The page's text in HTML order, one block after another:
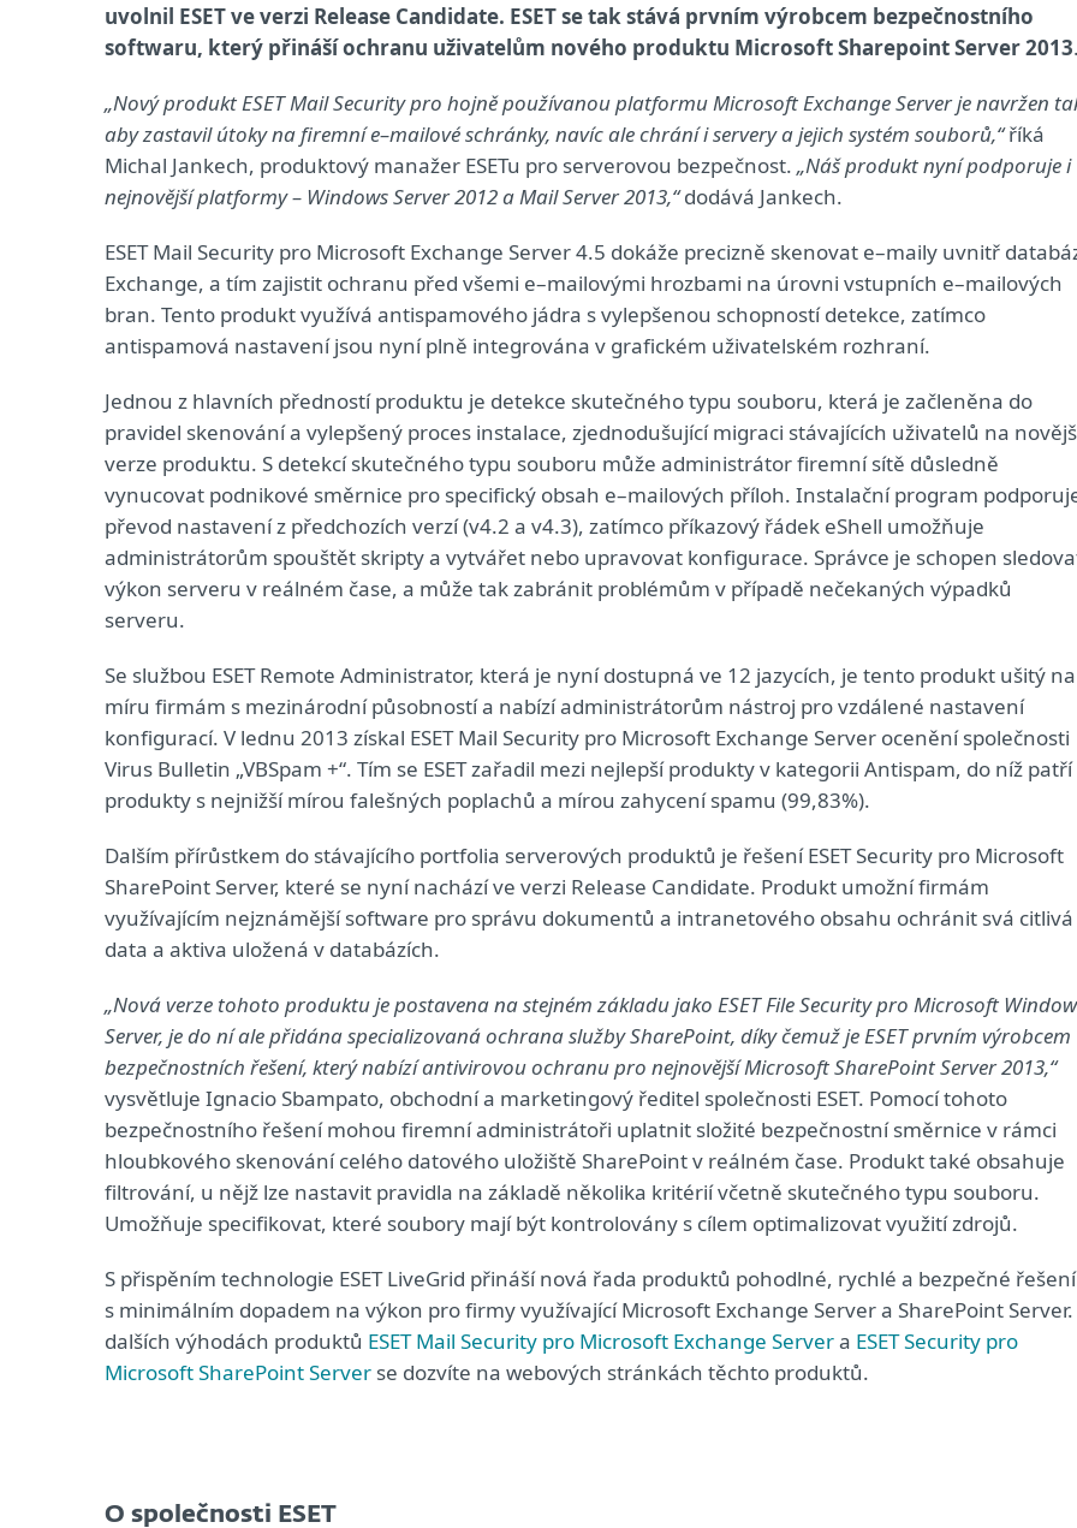
uvolnil ESET ve verzi Release Candidate. ESET se tak stává prvním výrobcem bezpečnostního
softwaru, který přináší ochranu uživatelům nového produktu Microsoft Sharepoint Server 2013
„Nový produkt ESET Mail Security pro hojně používanou platformu Microsoft Exchange Server je navržen
aby zastavil útoky na firemní e–mailové schránky, navíc ale chrání i servery a jejich systém souborů,“říká
Michal Jankech, produktový manažer ESETu pro serverovou bezpečnost. „Náš produkt nyní podporuje i
nejnovější platformy – Windows Server 2012 a Mail Server 2013,“dodává Jankech.
ESET Mail Security pro Microsoft Exchange Server 4.5 dokáže precizně skenovat e–maily uvnitř
Exchange, a tím zajistit ochranu před všemi e–mailovými hrozbami na úrovni vstupních e–mailových
bran. Tento produkt využívá antispamového jádra s vylepšenou schopností detekce, zatímco
antispamová nastavení jsou nyní plně integrována v grafickém uživatelském rozhraní.
Jednou z hlavních předností produktu je detekce skutečného typu souboru, která je začleněna do
pravidel skenování a vylepšený proces instalace, zjednodušující migraci stávajících uživatelů na
verze produktu. S detekcí skutečného typu souboru může administrátor firemní sítě důsledně
vynucovat podnikové směrnice pro specifický obsah e–mailových příloh. Instalační program
převod nastavení z předchozích verzí (v4.2 a v4.3), zatímco příkazový řádek eShell umožňuje
administrátorům spouštět skripty a vytvářet nebo upravovat konfigurace. Správce je schopen
výkon serveru v reálném čase, a může tak zabránit problémům v případě nečekaných výpadků
serveru.
Se službou ESET Remote Administrator, která je nyní dostupná ve 12 jazycích, je tento produkt ušitý na
míru firmám s mezinárodní působností a nabízí administrátorům nástroj pro vzdálené nastavení
konfigurací. V lednu 2013 získal ESET Mail Security pro Microsoft Exchange Server ocenění společnosti
Virus Bulletin „VBSpam +“. Tím se ESET zařadil mezi nejlepší produkty v kategorii Antispam, do níž patří
produkty s nejnižší mírou falešných poplachů a mírou zahycení spamu (99,83%).
Dalším přírůstkem do stávajícího portfolia serverových produktů je řešení ESET Security pro Microsoft
SharePoint Server, které se nyní nachází ve verzi Release Candidate. Produkt umožní firmám
využívajícím nejznámější software pro správu dokumentů a intranetového obsahu ochránit svá citlivá
data a aktiva uložená v databázích.
„Nová verze tohoto produktu je postavena na stejném základu jako ESET File Security pro Microsoft
Server, je do ní ale přidána specializovaná ochrana služby SharePoint, díky čemuž je ESET prvním výrobcem
bezpečnostních řešení, který nabízí antivirovou ochranu pro nejnovější Microsoft SharePoint Server 2013,“
vysvětluje Ignacio Sbampato, obchodní a marketingový ředitel společnosti ESET. Pomocí tohoto
bezpečnostního řešení mohou firemní administrátoři uplatnit složité bezpečnostní směrnice v rámci
hloubkového skenování celého datového uložiště SharePoint v reálném čase. Produkt také obsahuje
filtrování, u nějž lze nastavit pravidla na základě několika kritérií včetně skutečného typu souboru.
Umožňuje specifikovat, které soubory mají být kontrolovány s cílem optimalizovat využití zdrojů.
S přispěním technologie ESET LiveGrid přináší nová řada produktů pohodlné, rychlé a bezpečné řešení
s minimálním dopadem na výkon pro firmy využívající Microsoft Exchange Server a SharePoint Server.
dalších výhodách produktů ESET Mail Security pro Microsoft Exchange Servera ESET Security pro
Microsoft SharePoint Server se dozvíte na webových stránkách těchto produktů.
O společnosti ESET